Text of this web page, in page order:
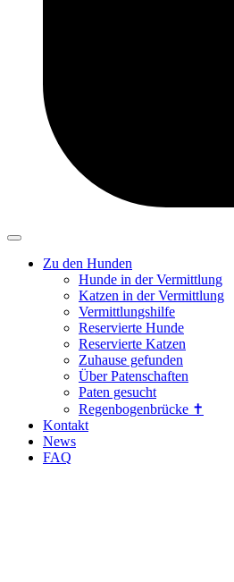
Zu den Hunden
Hunde in der Vermittlung
Katzen in der Vermittlung
Vermittlungshilfe
Reservierte Hunde
Reservierte Katzen
Zuhause gefunden
Über Patenschaften
Paten gesucht
Regenbogenbrücke ✝
Kontakt
News
FAQ